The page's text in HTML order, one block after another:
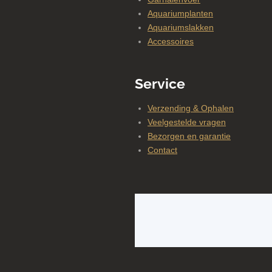
Aquariumplanten
Aquariumslakken
Accessoires
Service
Verzending & Ophalen
Veelgestelde vragen
Bezorgen en garantie
Contact